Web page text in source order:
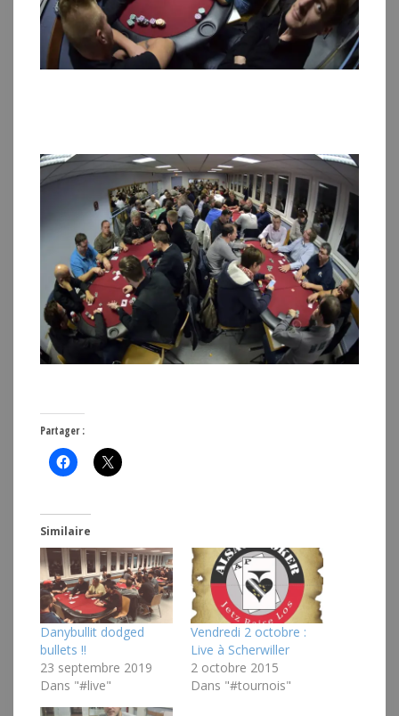
Partager :
Similaire
Danybullit dodged
bullets !!
23 septembre 2019
Dans "#live"
Vendredi 2 octobre :
Live à Scherwiller
2 octobre 2015
Dans "#tournois"